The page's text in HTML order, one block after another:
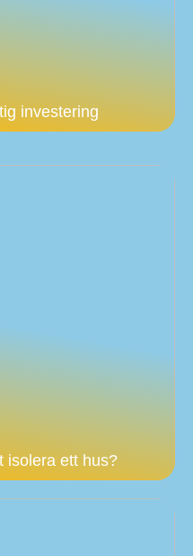
investering
isolera ett hus?